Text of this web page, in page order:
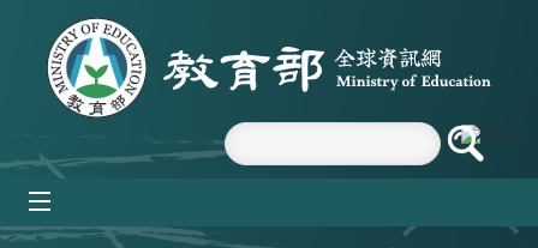
跳到主要內容區塊
:::